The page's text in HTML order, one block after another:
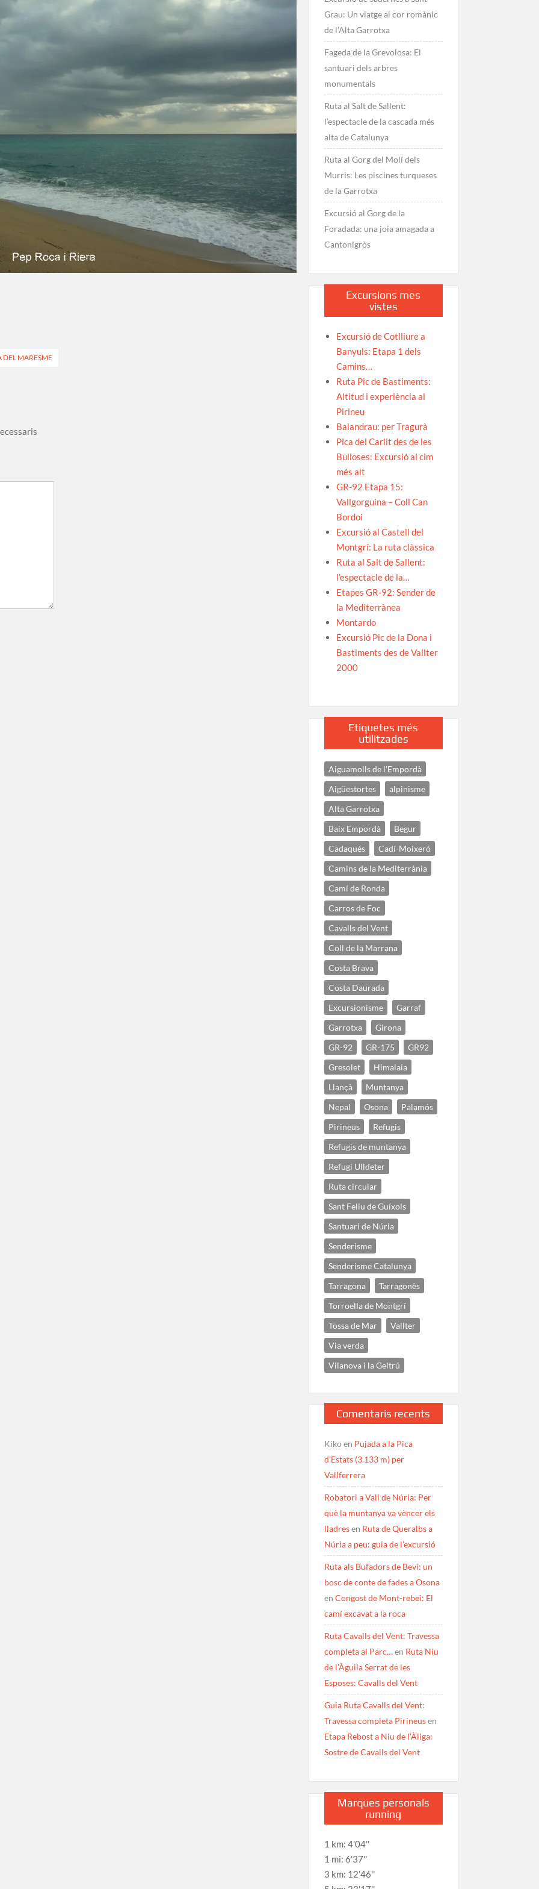
DEL MARESME
Grau: Un viatge al cor romànic
de l’Alta Garrotxa
Fageda de la Grevolosa: El
santuari dels arbres
monumentals
Ruta al Salt de Sallent:
l’espectacle de la cascada més
alta de Catalunya
Ruta al Gorg del Molí dels
Murris: Les piscines turqueses
de la Garrotxa
Excursió al Gorg de la
Foradada: una joia amagada a
Cantonigròs
Excursions mes
vistes
Excursió de Cotlliure a
Banyuls: Etapa 1 dels
Camins…
Ruta Pic de Bastiments:
Altitud i experiència al
Pirineu
Balandrau: per Tragurà
Pica del Carlit des de les
Bulloses: Excursió al cim
més alt
GR-92 Etapa 15:
Vallgorguina – Coll Can
Bordoi
Excursió al Castell del
Montgrí: La ruta clàssica
Ruta al Salt de Sallent:
l’espectacle de la…
Etapes GR-92: Sender de
la Mediterrànea
Montardo
Excursió Pic de la Dona i
Bastiments des de Vallter
2000
Etiquetes més
utilitzades
Aiguamolls de l'Empordà
Aigüestortes
alpinisme
Alta Garrotxa
Baix Empordà
Begur
Cadaqués
Cadí-Moixeró
Camins de la Mediterrània
Camí de Ronda
Carros de Foc
Cavalls del Vent
Coll de la Marrana
Costa Brava
Costa Daurada
Excursionisme
Garraf
Garrotxa
Girona
GR-92
GR-175
GR92
Gresolet
Himalaia
Llançà
Muntanya
Nepal
Osona
Palamós
Pirineus
Refugis
Refugis de muntanya
Refugi Ulldeter
Ruta circular
Sant Feliu de Guíxols
Santuari de Núria
Senderisme
Senderisme Catalunya
Tarragona
Tarragonès
Torroella de Montgrí
Tossa de Mar
Vallter
Via verda
Vilanova i la Geltrú
Comentaris recents
Kikoen Pujada a la Pica
d’Estats (3.133 m) per
Vallferrera
Robatori a Vall de Núria: Per
què la muntanya va vèncer els
lladresen Ruta de Queralbs a
Núria a peu: guia de l’excursió
Ruta als Bufadors de Beví: un
bosc de conte de fades a Osona
en Congost de Mont-rebei: El
camí excavat a la roca
Ruta Cavalls del Vent: Travessa
completa al Parc…en Ruta Niu
de l’Àguila Serrat de les
Esposes: Cavalls del Vent
Guia Ruta Cavalls del Vent:
Travessa completa Pirineusen
Etapa Rebost a Niu de l’Àliga:
Sostre de Cavalls del Vent
Marques personals
running
1 km: 4'04''
1 mi: 6'37''
3 km: 12'46''